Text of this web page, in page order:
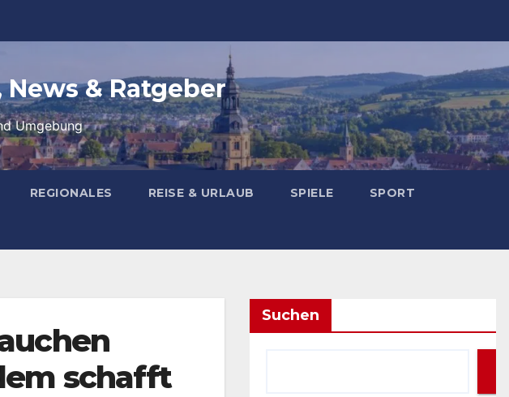
& Ratgeber
Umgebung
REGIONALES REISE & URLAUB SPIELE SPORT
schafft
Suchen